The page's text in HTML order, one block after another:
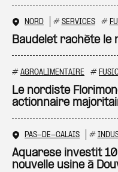
NORD # SERVICES #
Baudelet rachète le
# AGROALIMENTAIRE #
Le nordiste
actionnaire
PAS-DE-CALAIS #
Aquarese investit
nouvelle usine à